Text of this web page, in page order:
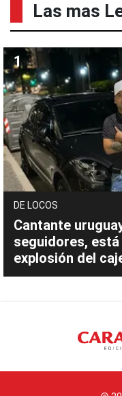
Las mas
DE LOCOS
Cantante
seguidores,
explosión del